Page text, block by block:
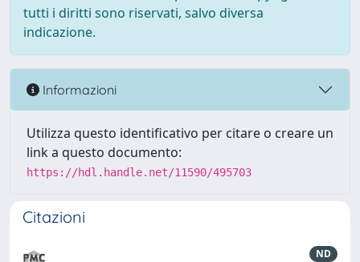
tutti i diritti sono riservati, salvo diversa
indicazione.
Informazioni
Utilizza questo identificativo per citare o creare un
link a questo documento:
https://hdl.handle.net/11590/495703
Citazioni
ND